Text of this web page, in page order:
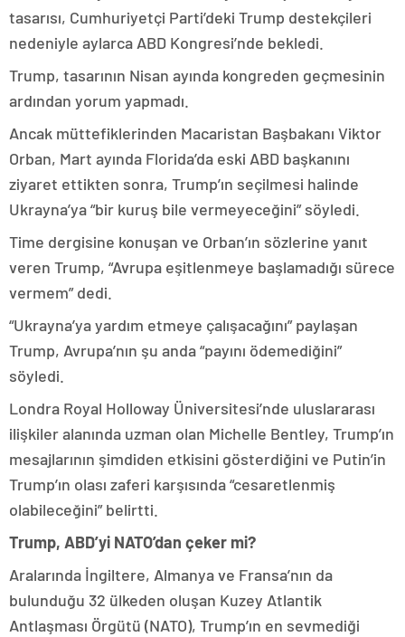
tasarısı, Cumhuriyetçi Parti’deki Trump destekçileri
nedeniyle aylarca ABD Kongresi’nde bekledi.
Trump, tasarının Nisan ayında kongreden geçmesinin
ardından yorum yapmadı.
Ancak müttefiklerinden Macaristan Başbakanı Viktor
Orban, Mart ayında Florida’da eski ABD başkanını
ziyaret ettikten sonra, Trump’ın seçilmesi halinde
Ukrayna’ya “bir kuruş bile vermeyeceğini” söyledi.
Time dergisine konuşan ve Orban’ın sözlerine yanıt
veren Trump, “Avrupa eşitlenmeye başlamadığı sürece
vermem” dedi.
“Ukrayna’ya yardım etmeye çalışacağını” paylaşan
Trump, Avrupa’nın şu anda “payını ödemediğini”
söyledi.
Londra Royal Holloway Üniversitesi’nde uluslararası
ilişkiler alanında uzman olan Michelle Bentley, Trump’ın
mesajlarının şimdiden etkisini gösterdiğini ve Putin’in
Trump’ın olası zaferi karşısında “cesaretlenmiş
olabileceğini” belirtti.
Trump, ABD’yi NATO’dan çeker mi?
Aralarında İngiltere, Almanya ve Fransa’nın da
bulunduğu 32 ülkeden oluşan Kuzey Atlantik
Antlaşması Örgütü (NATO), Trump’ın en sevmediği